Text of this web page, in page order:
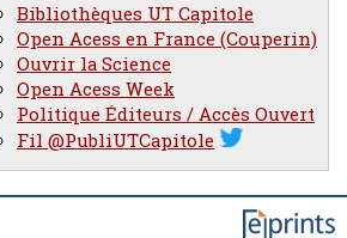
Bibliothèques UT Capitole
Open Acess en France (Couperin)
Ouvrir la Science
Open Acess Week
Politique Éditeurs / Accès Ouvert
Fil @PubliUTCapitole